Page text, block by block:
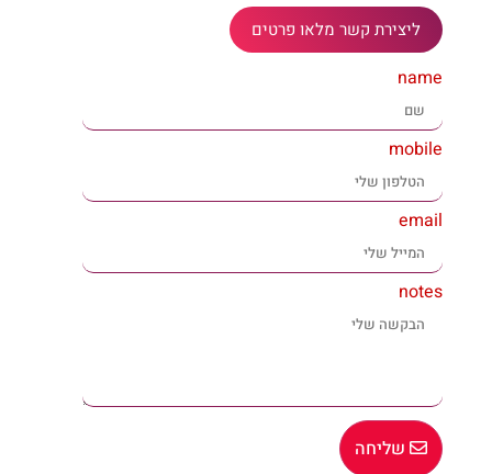
ליצירת קשר מלאו פרטים
name
mobile
email
notes
שליחה